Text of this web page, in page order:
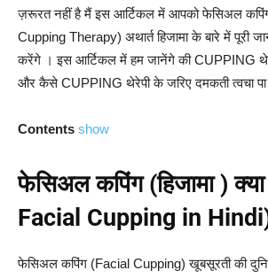
ज़रूरत नहीं है मैं इस आर्टिकल में आपको फेसिअल
Cupping Therapy) अथार्त हिजामा के बारे में पूरी
करेंगे । इस आर्टिकल में हम जानेंगे की CUPPING
और कैसे CUPPING थेरेपी के जरिए दमकती त्वचा
Contents show
फेसिअल कपिंग (हिजामा )
Facial Cupping in
फेसिअल कपिंग (Facial Cupping) खूबसूरती की